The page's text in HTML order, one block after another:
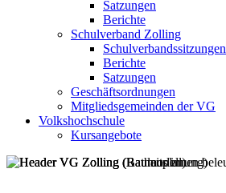
Satzungen
Berichte
Schulverband Zolling
Schulverbandssitzungen
Berichte
Satzungen
Geschäftsordnungen
Mitgliedsgemeinden der VG
Volkshochschule
Kursangebote